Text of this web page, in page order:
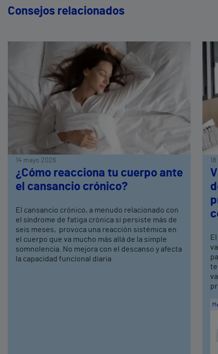
Consejos relacionados
14 mayo 2026
¿Cómo reacciona tu cuerpo ante
el cansancio crónico?
El cansancio crónico, a menudo relacionado con
el síndrome de fatiga crónica si persiste más de
seis meses, provoca una reacción sistémica en
el cuerpo que va mucho más allá de la simple
somnolencia. No mejora con el descanso y afecta
la capacidad funcional diaria